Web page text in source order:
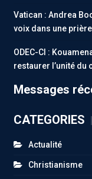
Vatican : Andrea
voix dans une
ODEC-CI :
restaurer l’unité du
Messages
CATEGORIES
Actualité
Christianisme